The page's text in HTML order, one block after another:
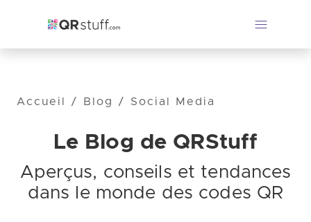
Accueil / Blog / Social Media
Le Blog de QRStuff
Aperçus, conseils et tendances
dans le monde des codes QR